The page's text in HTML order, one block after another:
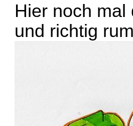
Hier noch
und richtig